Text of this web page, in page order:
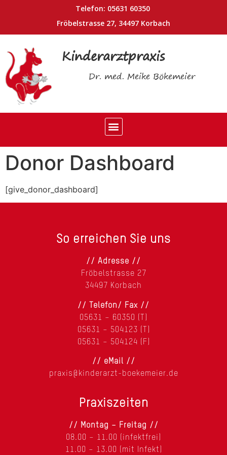
Telefon: 05631 60350
Fröbelstrasse 27, 34497 Korbach
Kinderarztpraxis
Dr. med. Meike Bökemeier
Donor Dashboard
[give_donor_dashboard]
So erreichen Sie uns
// Adresse //
Fröbelstrasse 27
34497 Korbach
// Telefon/ Fax //
05631 – 60350 (T)
05631 – 504123 (T)
05631 – 504124 (F)
// eMail //
praxis@kinderarzt-boekemeier.de
Praxiszeiten
// Montag – Freitag //
08.00 – 11.00 (infektfrei)
11.00 – 13.00 (mit Infekt)